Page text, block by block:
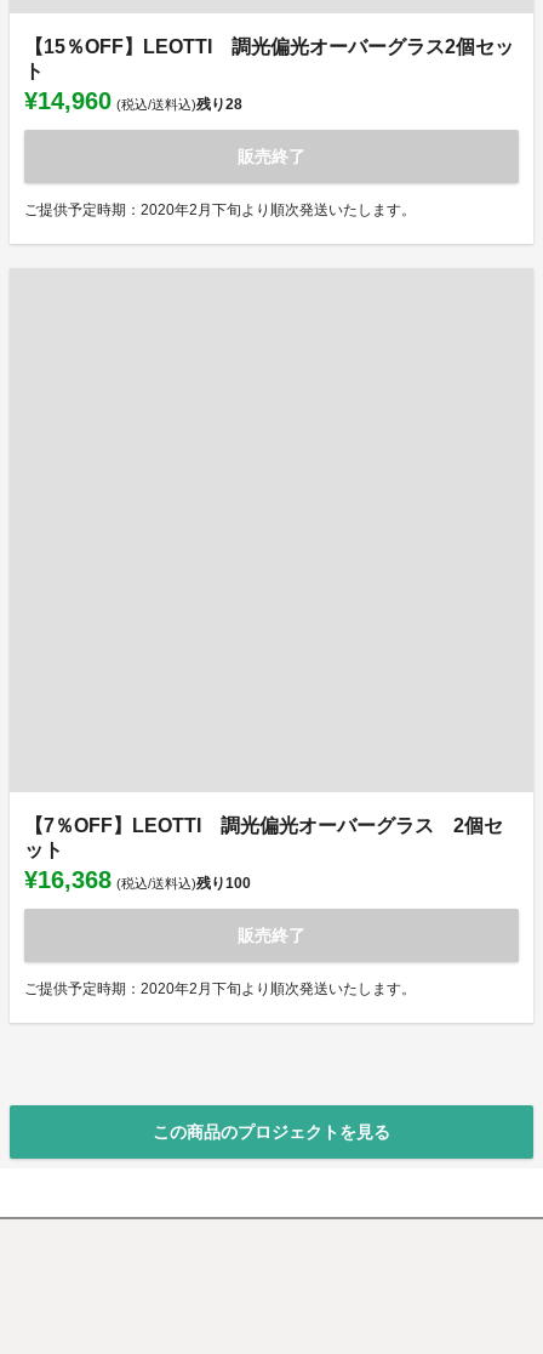
【15％OFF】LEOTTI 調光偏光オーバーグラス2個セッ
ト
¥14,960 (税込/送料込)残り28
販売終了
ご提供予定時期：2020年2月下旬より順次発送いたします。
【7％OFF】LEOTTI 調光偏光オーバーグラス 2個セ
ット
¥16,368 (税込/送料込)残り100
販売終了
ご提供予定時期：2020年2月下旬より順次発送いたします。
この商品のプロジェクトを見る